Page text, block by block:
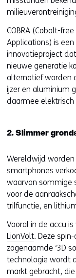
COBRA (Cobalt-
Applications) is
innovatieproject
nieuwe generatie
alternatief worden
ijzer en aluminium
daarmee
2. Slimmer
Wereldwijd
smartphones
waarvan sommige
voor de
trilfunctie, en
Vooral in de accu
LionVolt. Deze
zogenaamde ‘3D
technologie wordt
markt gebracht,